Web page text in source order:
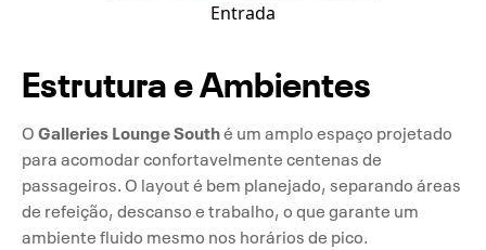
Entrada
Estrutura e Ambientes
OGalleries Lounge Southé um amplo espaço projetado
para acomodar confortavelmente centenas de
passageiros. O layout é bem planejado, separando áreas
de refeição, descanso e trabalho, o que garante um
ambiente fluido mesmo nos horários de pico.